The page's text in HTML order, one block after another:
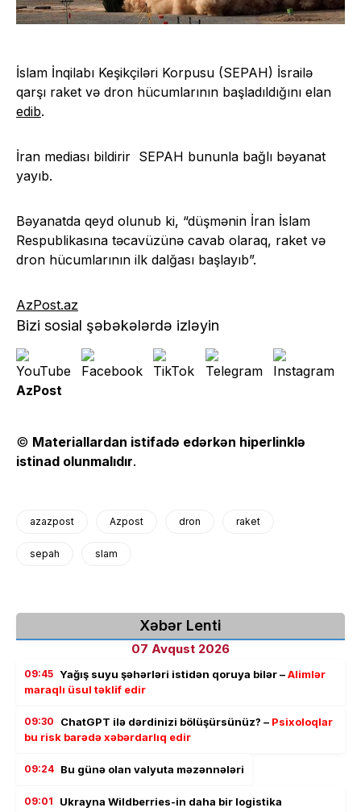
İslam İnqilabı Keşikçiləri Korpusu (SEPAH) İsrailə
qarşı raket və dron hücumlarının başladıldığını elan
edib.
İran mediası bildirir SEPAH bununla bağlı bəyanat
yayıb.
Bəyanatda qeyd olunub ki, “düşmənin İran İslam
Respublikasına təcavüzünə cavab olaraq, raket və
dron hücumlarının ilk dalğası başlayıb”.
AzPost.az
Bizi sosial şəbəkələrdə izləyin
AzPost
© Materiallardan istifadə edərkən hiperlinklə
istinad olunmalıdır.
azazpost Azpost dron raket
sepah slam
Xəbər Lenti
07 Avqust 2026
09:45 Yağış suyu şəhərləri istidən qoruya bilər –Alimlər
maraqlı üsul təklif edir
09:30 ChatGPT ilə dərdinizi bölüşürsünüz? – Psixoloqlar
bu risk barədə xəbərdarlıq edir
09:24 Bu günə olan valyuta məzənnələri
09:01
Ukrayna Wildberries-in daha bir logistika